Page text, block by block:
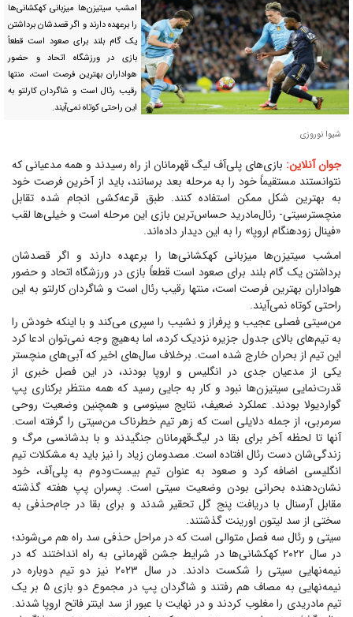
امشب سیتیزن‌ها میزبانی کهکشانی‌ها
را برعهده دارند و اگر قصدشان برداشتن
یک گام بلند برای صعود است قطعاً
بازی در ورزشگاه اتحاد و حضور
هواداران بهترین فرصت است، منتها
رقیب رئال است و شاگردان کارلتو به
این راحتی کوتاه نمی‌آیند.
شیوا نوروزی
جوان آنلاین: بازی‌های پلی‌آف لیگ قهرمانان از راه رسیدند و همه مدعیانی که
نتوانستند مستقیماً خود را به مرحله بعد برسانند، باید از آخرین فرصت خود
به بهترین شکل ممکن استفاده کنند. طبق قرعه‌کشی انجام شده تقابل
منچسترسیتی- رئال‌مادرید حساس‌ترین بازی این مرحله است و خیلی‌ها لقب
«فینال زودهنگام اروپا» را به این دیدار داده‌اند.
امشب سیتیزن‌ها میزبانی کهکشانی‌ها را برعهده دارند و اگر قصدشان
برداشتن یک گام بلند برای صعود است قطعاً بازی در ورزشگاه اتحاد و حضور
هواداران بهترین فرصت است، منتها رقیب رئال است و شاگردان کارلتو به این
راحتی کوتاه نمی‌آیند.
من‌سیتی فصلی عجیب و پرفراز و نشیب را سپری می‌کند و با اینکه خودش را
به تیم‌های بالای جدول جزیره نزدیک کرده، اما به‌هیچ وجه نمی‌توان ادعا کرد
این تیم از بحران خارج شده است. برخلاف سال‌های اخیر که آبی‌های منچستر
یکی از مدعیان جدی در انگلیس و اروپا بودند، در این فصل خبری از
قدرت‌نمایی سیتیزن‌ها نبود و کار به جایی رسید که همه منتظر برکناری پپ
گواردیولا بودند. عملکرد ضعیف، نتایج سینوسی و همچنین وضعیت روحی
سرمربی، از جمله دلایلی است که زهر تیم خطرناک من‌سیتی را گرفته است.
آنها تا لحظه آخر برای بقا در لیگ‌قهرمانان جنگیدند و با بدشانسی مرگ و
زندگی‌شان دست رئال افتاده است. مصدومان زیاد را نیز باید به مشکلات تیم
انگلیسی اضافه کرد و صعود به عنوان تیم بیست‌ودوم به پلی‌آف، خود
نشان‌دهنده بحرانی بودن وضعیت سیتی است. پسران پپ هفته گذشته
مقابل آرسنال با دریافت پنج گل تحقیر شدند و برای بقا در جام‌حذفی به
سختی از سد لیتون اورینت گذشتند.
سیتی و رئال سه فصل متوالی است که در مراحل حذفی سد راه هم می‌شوند؛
در سال ۲۰۲۲ کهکشانی‌ها در شرایط جشن قهرمانی به راه انداختند که در
نیمه‌نهایی سیتی را شکست دادند. در سال ۲۰۲۳ نیز دو تیم دوباره در
نیمه‌نهایی به مصاف هم رفتند و شاگردان پپ در مجموع دو بازی ۵ بر یک
تیم مادریدی را مغلوب کردند و در نهایت با عبور از سد اینتر فاتح اروپا شدند.